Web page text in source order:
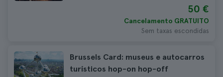
50 €
Cancelamento GRATUITO
Sem taxas escondidas
Brussels Card: museus e autocarros
turísticos hop-on hop-off